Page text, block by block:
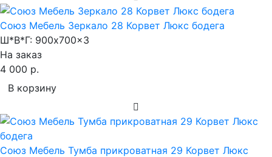
Союз Мебель Зеркало 28 Корвет Люкс бодега
Ш*В*Г: 900x700x3
На заказ
4 000 р.
В корзину
Союз Мебель Тумба прикроватная 29 Корвет Люкс